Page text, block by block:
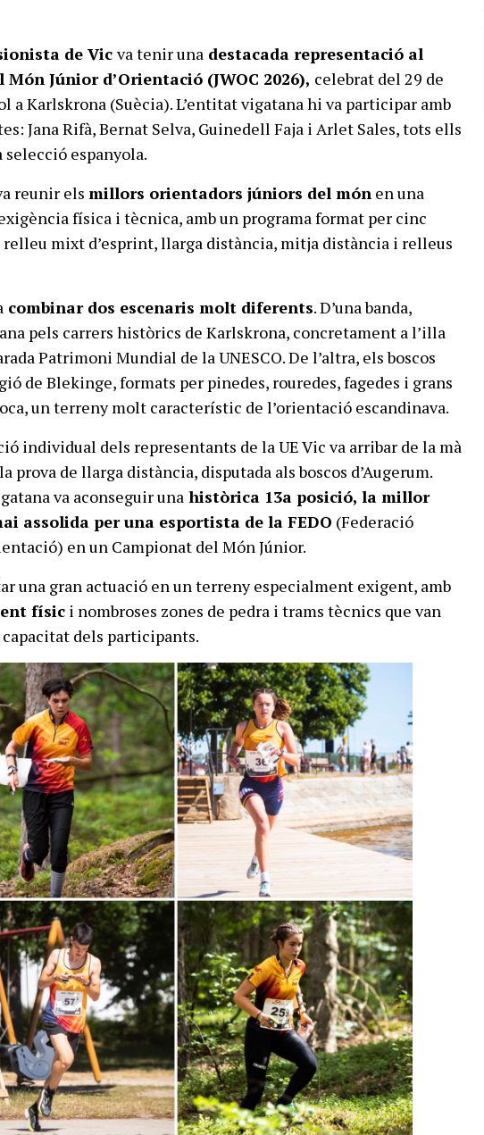
de Vicva tenir una destacada representació al
Júnior d’Orientació (JWOC 2026), celebrat del 29 de
a Karlskrona (Suècia). L’entitat vigatana hi va participar amb
Jana Rifà, Bernat Selva, Guinedell Faja i Arlet Sales, tots ells
espanyola.
reunir elsmillors orientadors júniors del món en una
física i tècnica, amb un programa format per cinc
relleu mixt d’esprint, llarga distància, mitja distància i relleus
combinar dos escenaris molt diferents. D’una banda,
pels carrers històrics de Karlskrona, concretament a l’illa
Patrimoni Mundial de la UNESCO. De l’altra, els boscos
de Blekinge, formats per pinedes, rouredes, fagedes i grans
un terreny molt característic de l’orientació escandinava.
individual dels representants de la UE Vic va arribar de la mà
prova de llarga distància, disputada als boscos d’Augerum.
va aconseguir una històrica 13a posició, la millor
assolida per una esportista de la FEDO (Federació
en un Campionat del Món Júnior.
una gran actuació en un terreny especialment exigent, amb
físic i nombroses zones de pedra i trams tècnics que van
capacitat dels participants.